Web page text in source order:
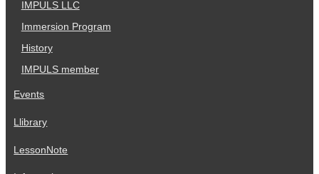
IMPULS LLC
Immersion Program
History
IMPULS member
Events
Llibrary
LessonNote